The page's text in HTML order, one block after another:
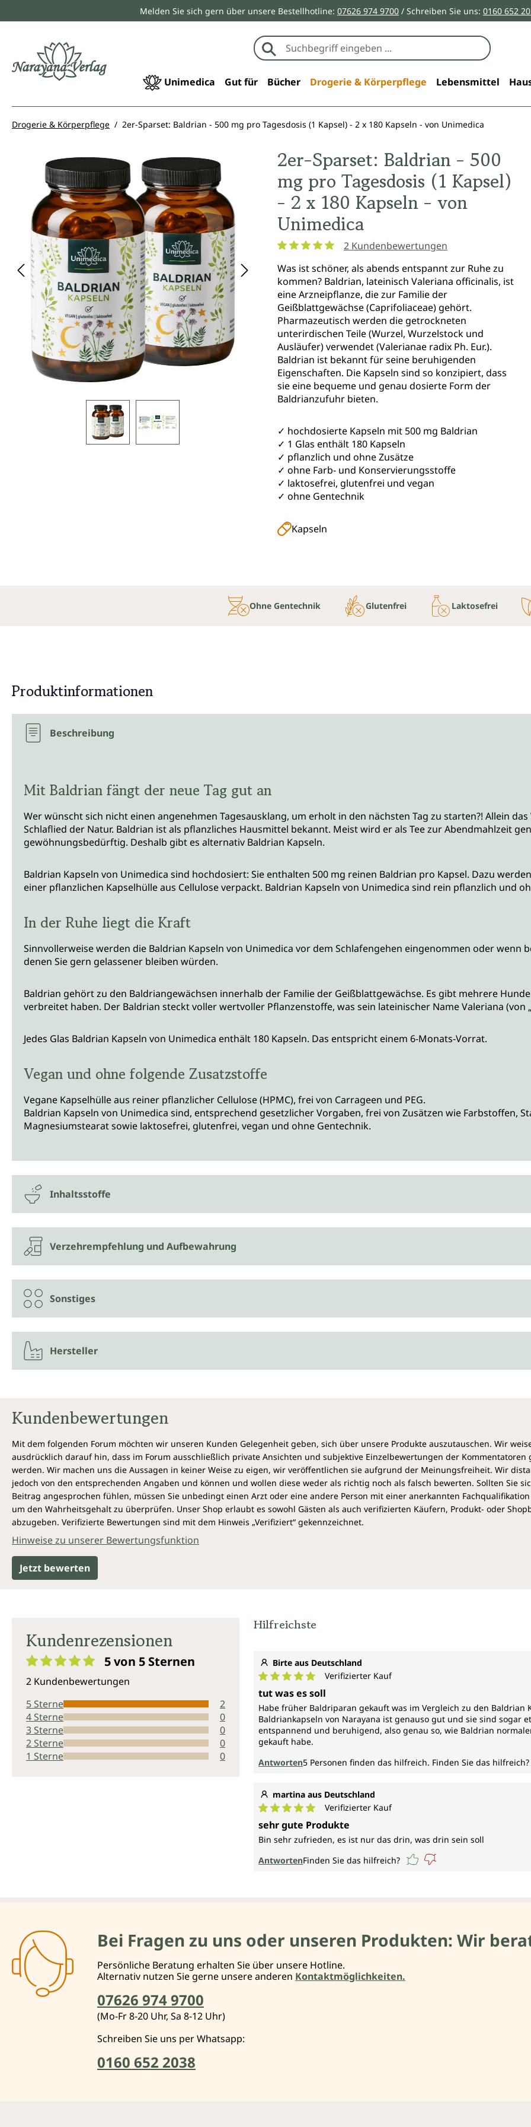
Zur Hauptnavigation springenMelden Sie sich gern über unsere Bestellhotline: 07626 974 9700 / Schreiben Sie uns: 0160 652
Unimedica Gut für Bücher Drogerie & Körperpflege Lebensmittel
Drogerie & Körperpflege 2er-Sparset: Baldrian - 500 mg pro Tagesdosis (1 Kapsel) - 2 x 180 Kapseln - von Unimedica
Bildergalerie überspringen
2er-Sparset: Baldrian - 500
mg pro Tagesdosis (1 Kapsel)
- 2 x 180 Kapseln - von
Unimedica
2 Kundenbewertungen
Was ist schöner, als abends entspannt zur Ruhe zu
kommen? Baldrian, lateinisch Valeriana officinalis, ist
eine Arzneipflanze, die zur Familie der
Geißblattgewächse (Caprifoliaceae) gehört.
Pharmazeutisch werden die getrockneten
unterirdischen Teile (Wurzel, Wurzelstock und
Ausläufer) verwendet (Valerianae radix Ph. Eur.).
Baldrian ist bekannt für seine beruhigenden
Eigenschaften. Die Kapseln sind so konzipiert, dass
sie eine bequeme und genau dosierte Form der
Baldrianzufuhr bieten.
✓ hochdosierte Kapseln mit 500 mg Baldrian
✓ 1 Glas enthält 180 Kapseln
✓ pflanzlich und ohne Zusätze
✓ ohne Farb- und Konservierungsstoffe
✓ laktosefrei, glutenfrei und vegan
✓ ohne Gentechnik
Kapseln
Ohne Gentechnik Glutenfrei Laktosefrei
Produktinformationen
Beschreibung
Mit Baldrian fängt der neue Tag gut an
Wer wünscht sich nicht einen angenehmen Tagesausklang, um erholt in den nächsten Tag zu starten?! Allein
Schlaflied der Natur. Baldrian ist als pflanzliches Hausmittel bekannt. Meist wird er als Tee zur Abendmahlzeit
gewöhnungsbedürftig. Deshalb gibt es alternativ Baldrian Kapseln.
Baldrian Kapseln von Unimedica sind hochdosiert: Sie enthalten 500 mg reinen Baldrian pro Kapsel. Dazu
einer pflanzlichen Kapselhülle aus Cellulose verpackt. Baldrian Kapseln von Unimedica sind rein pflanzlich und
In der Ruhe liegt die Kraft
Sinnvollerweise werden die Baldrian Kapseln von Unimedica vor dem Schlafengehen eingenommen oder wenn
denen Sie gern gelassener bleiben würden.
Baldrian gehört zu den Baldriangewächsen innerhalb der Familie der Geißblattgewächse. Es gibt mehrere
verbreitet haben. Der Baldrian steckt voller wertvoller Pflanzenstoffe, was sein lateinischer Name Valeriana (von
Jedes Glas Baldrian Kapseln von Unimedica enthält 180 Kapseln. Das entspricht einem 6-Monats-Vorrat.
Vegan und ohne folgende Zusatzstoffe
Vegane Kapselhülle aus reiner pflanzlicher Cellulose (HPMC), frei von Carrageen und PEG.
Baldrian Kapseln von Unimedica sind, entsprechend gesetzlicher Vorgaben, frei von Zusätzen wie Farbstoffen,
Magnesiumstearat sowie laktosefrei, glutenfrei, vegan und ohne Gentechnik.
Inhaltsstoffe
Verzehrempfehlung und Aufbewahrung
Sonstiges
Hersteller
Kundenbewertungen
Mit dem folgenden Forum möchten wir unseren Kunden Gelegenheit geben, sich über unsere Produkte auszutauschen. Wir
ausdrücklich darauf hin, dass im Forum ausschließlich private Ansichten und subjektive Einzelbewertungen der Kommentatoren
werden. Wir machen uns die Aussagen in keiner Weise zu eigen, wir veröffentlichen sie aufgrund der Meinungsfreiheit. Wir
jedoch von den entsprechenden Angaben und können und wollen diese weder als richtig noch als falsch bewerten. Sollten Sie
Beitrag angesprochen fühlen, müssen Sie unbedingt einen Arzt oder eine andere Person mit einer anerkannten
um den Wahrheitsgehalt zu überprüfen. Unser Shop erlaubt es sowohl Gästen als auch verifizierten Käufern, Produkt- oder
abzugeben. Verifizierte Bewertungen sind mit dem Hinweis „Verifiziert“ gekennzeichnet.
Hinweise zu unserer Bewertungsfunktion
Jetzt bewerten
Kundenrezensionen
5 von 5 Sternen
2 Kundenbewertungen
5 Sterne
2
4 Sterne
0
3 Sterne
0
2 Sterne
0
1 Sterne
0
Hilfreichste
Birte aus Deutschland
Durchschnittliche Bewertung von 5 von 5 Sternen
Verifizierter Kauf
tut was es soll
Habe früher Baldriparan gekauft was im Vergleich zu den
Baldriankapseln von Narayana ist genauso gut und sie sind sogar
entspannend und beruhigend, also genau so, wie Baldrian
gekauft habe.
Antworten5 Personen finden das hilfreich. Finden Sie das hilfreich?
martina aus Deutschland
Durchschnittliche Bewertung von 5 von 5 Sternen
Verifizierter Kauf
sehr gute Produkte
Bin sehr zufrieden, es ist nur das drin, was drin sein soll
AntwortenFinden Sie das hilfreich?
Bei Fragen zu uns oder unseren Produkten: Wir
Persönliche Beratung erhalten Sie über unsere Hotline.
Alternativ nutzen Sie gerne unsere anderen Kontaktmöglichkeiten.
07626 974 9700
(Mo-Fr 8-20 Uhr, Sa 8-12 Uhr)
Schreiben Sie uns per Whatsapp:
0160 652 2038